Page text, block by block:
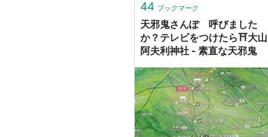
44 ブックマーク
天邪鬼さんぽ 呼びました
か？テレビをつけたら⛩️大山
阿夫利神社 - 素直な天邪鬼